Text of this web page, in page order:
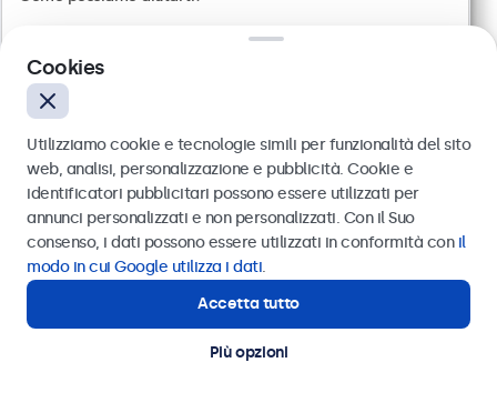
Monitor 27 Pollici Metallo
Articolo:27HD7M
100+ pezzi disponibili
Connessioni: HDMI, VGA, BNC, RCA
Inviare
Oppure chiamaci al
Contatta i nostri esperti
Cookies
Utilizziamo cookie e tecnologie simili per funzionalità del sito
web, analisi, personalizzazione e pubblicità. Cookie e
identificatori pubblicitari possono essere utilizzati per
annunci personalizzati e non personalizzati. Con il Suo
consenso, i dati possono essere utilizzati in conformità con il
modo in cui Google utilizza i dati.
Accetta tutto
Più opzioni